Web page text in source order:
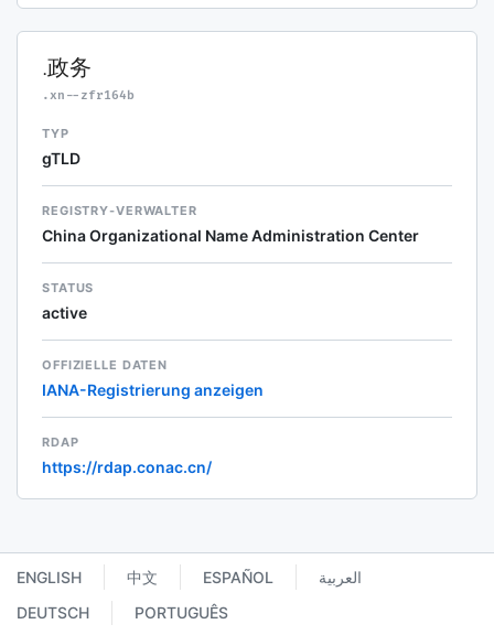
.政务
.xn--zfr164b
TYP
gTLD
REGISTRY-VERWALTER
China Organizational Name Administration Center
STATUS
active
OFFIZIELLE DATEN
IANA-Registrierung anzeigen
RDAP
https://rdap.conac.cn/
ENGLISH 中文 ESPAÑOL
العربية
DEUTSCH
PORTUGUÊS